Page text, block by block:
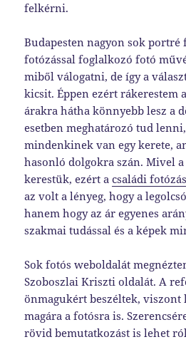
felkérni.
Budapesten nagyon sok portré
fotózással foglalkozó fotó
miből válogatni, de így a
kicsit. Éppen ezért rákerestem
árakra hátha könnyebb lesz a
esetben meghatározó tud
mindenkinek van egy kerete,
hasonló dolgokra szán. Mivel
kerestük, ezért acsaládi
az volt a lényeg, hogy a
hanem hogy az ár egyenes
szakmai tudással és a képek
Sok fotós weboldalát
Szoboszlai Kriszti oldalát. A
önmagukért beszéltek,
magára a fotósra is.
rövid bemutatkozást is lehet